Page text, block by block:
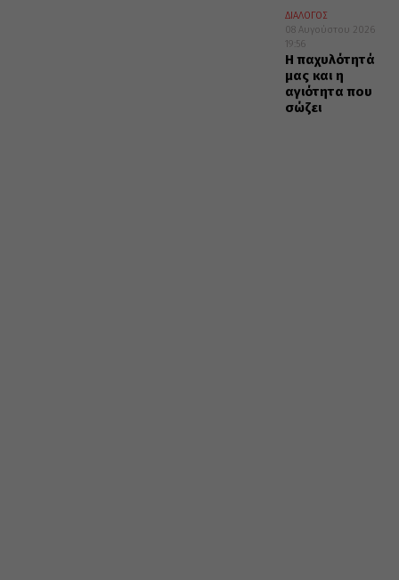
ΔΙΑΛΟΓΟΣ
08 Αυγούστου 2026
19:56
Η παχυλότητά
μας και η
αγιότητα που
σώζει